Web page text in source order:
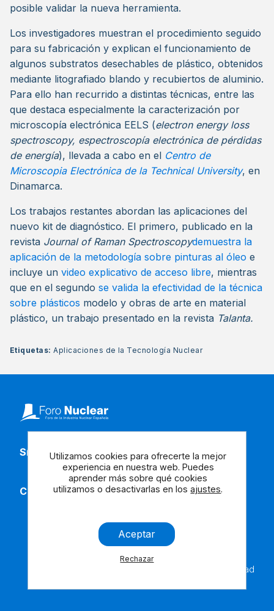
posible validar la nueva herramienta.
Los investigadores muestran el procedimiento seguido
para su fabricación y explican el funcionamiento de
algunos substratos desechables de plástico, obtenidos
mediante litografiado blando y recubiertos de aluminio.
Para ello han recurrido a distintas técnicas, entre las
que destaca especialmente la caracterización por
microscopía electrónica EELS (electron energy loss
spectroscopy, espectroscopía electrónica de pérdidas
de energía), llevada a cabo en el Centro de
Microscopia Electrónica de la Technical University, en
Dinamarca.
Los trabajos restantes abordan las aplicaciones del
nuevo kit de diagnóstico. El primero, publicado en la
revista Journal of Raman Spectroscopydemuestra la
aplicación de la metodología sobre pinturas al óleo e
incluye un video explicativo de acceso libre, mientras
que en el segundo se valida la efectividad de la técnica
sobre plásticos modelo y obras de arte en material
plástico, un trabajo presentado en la revista Talanta.
Etiquetas:Aplicaciones de la Tecnología Nuclear
Síguenos en redes
Contacta con nosotros
Accesibilidad
Utilizamos cookies para ofrecerte la mejor
experiencia en nuestra web. Puedes
aprender más sobre qué cookies
utilizamos o desactivarlas en losajustes.
Aceptar
Rechazar